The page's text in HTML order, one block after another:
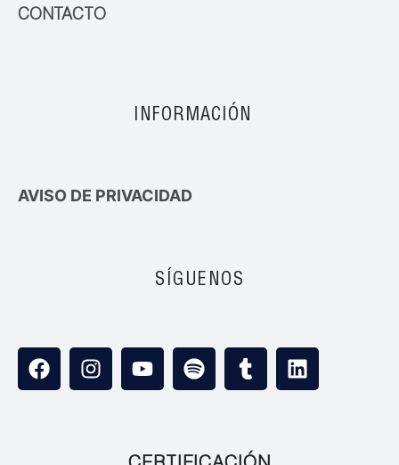
CONTACTO
INFORMACIÓN
AVISO DE PRIVACIDAD
SÍGUENOS